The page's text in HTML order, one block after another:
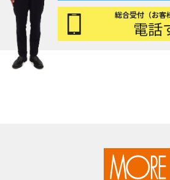
総合受付（お客
電話